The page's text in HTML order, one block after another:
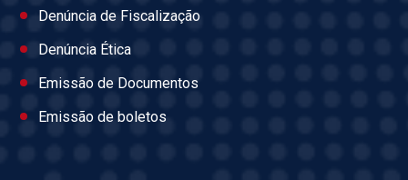
Denúncia de Fiscalização
Denúncia Ética
Emissão de Documentos
Emissão de boletos